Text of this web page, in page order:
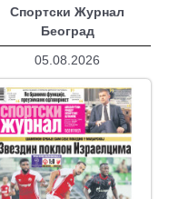
Спортски Журнал
Београд
05.08.2026